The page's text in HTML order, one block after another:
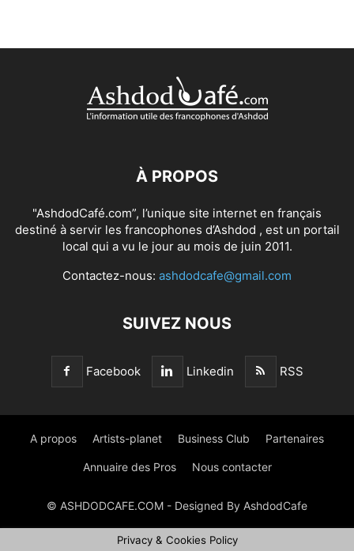
À PROPOS
"AshdodCafé.com”, l’unique site internet en français
destiné à servir les francophones d’Ashdod , est un portail
local qui a vu le jour au mois de juin 2011.
Contactez-nous: ashdodcafe@gmail.com
SUIVEZ NOUS
Facebook Linkedin RSS
A propos Artists-planet Business Club Partenaires
Annuaire des Pros Nous contacter
© ASHDODCAFE.COM - Designed By AshdodCafe
Privacy & Cookies Policy